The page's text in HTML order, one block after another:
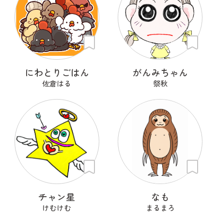
にわとりごはん
佐倉はる
がんみちゃん
祭秋
チャン星
けむけむ
なも
まるまろ